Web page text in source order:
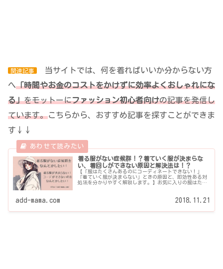
関連記事
当サイトでは、何を着ればいいか分からない方
へ「時間やお金のコストをかけずに効率よくおしゃれにな
る」をモットーにファッション初心者向けの記事を発信し
ています。こちらから、おすすめ記事を探すことができま
す↓↓
着る服がない症候群！？着ていく服が決まらな
い、着回しができない原因と解決法は！？
【「服はたくさんあるのにコーディネートできない！」
「着ていく服が決まらない」ときの原因と、即効性ある対
処法を分かりやすく解説します。】お気に入りの服はたく
add-mama.com 2018.11.21